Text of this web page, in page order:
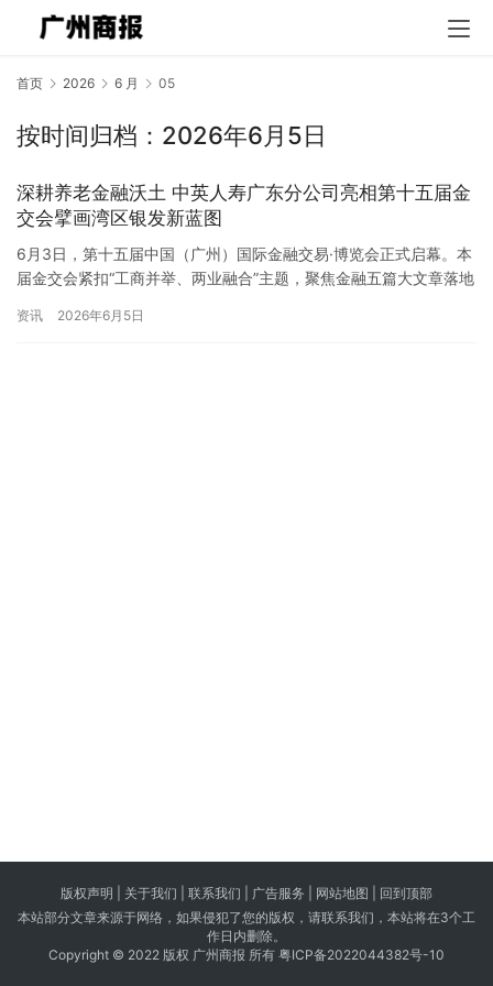
首页 2026 6 月 05
按时间归档：2026年6月5日
深耕养老金融沃土 中英人寿广东分公司亮相第十五届金
交会擘画湾区银发新蓝图
6月3日，第十五届中国（广州）国际金融交易·博览会正式启幕。本
届金交会紧扣“工商并举、两业融合”主题，聚焦金融五篇大文章落地
资讯 2026年6月5日
版权声明 | 关于我们 联系我们 | 广告服务 | 网站地图 | 回到顶部
本站部分文章来源于网络，如果侵犯了您的版权，请联系我们，本站将在3个工
作日内删除。
Copyright © 2022 版权 广州商报 所有 粤ICP备2022044382号-10